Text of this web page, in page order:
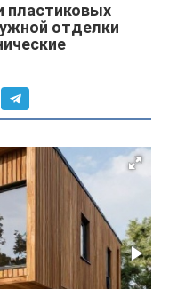
пластиковых
отделки